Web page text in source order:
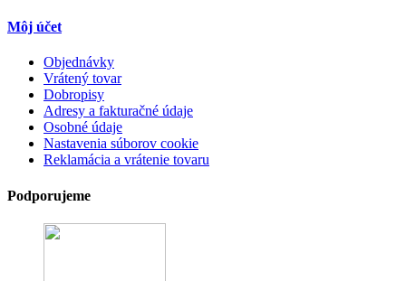
Môj účet
Objednávky
Vrátený tovar
Dobropisy
Adresy a fakturačné údaje
Osobné údaje
Nastavenia súborov cookie
Reklamácia a vrátenie tovaru
Podporujeme